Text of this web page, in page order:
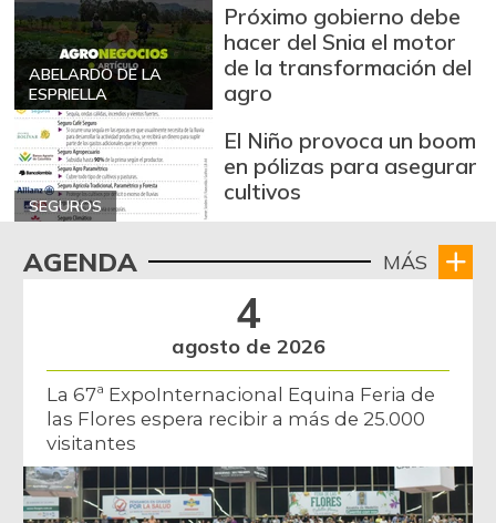
ABELARDO DE LA
ESPRIELLA
Próximo gobierno debe
hacer del Snia el motor
de la transformación del
agro
SEGUROS
El Niño provoca un boom
en pólizas para asegurar
cultivos
AGENDA MÁS
4
agosto de 2026
La 67ª ExpoInternacional Equina Feria de
las Flores espera recibir a más de 25.000
visitantes